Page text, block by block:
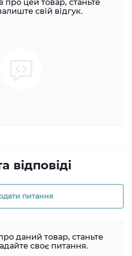
про цей товар, станьте
свій відгук.
відповіді
питання
даний товар, станьте
своє питання.